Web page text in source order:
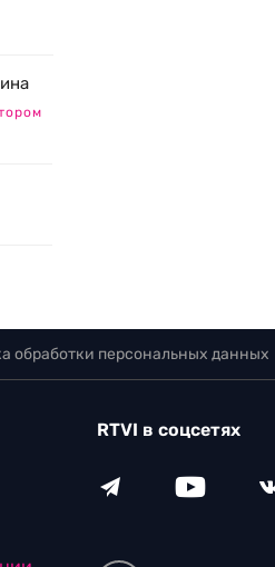
обработки персональных данных
RTVI в соцсетях